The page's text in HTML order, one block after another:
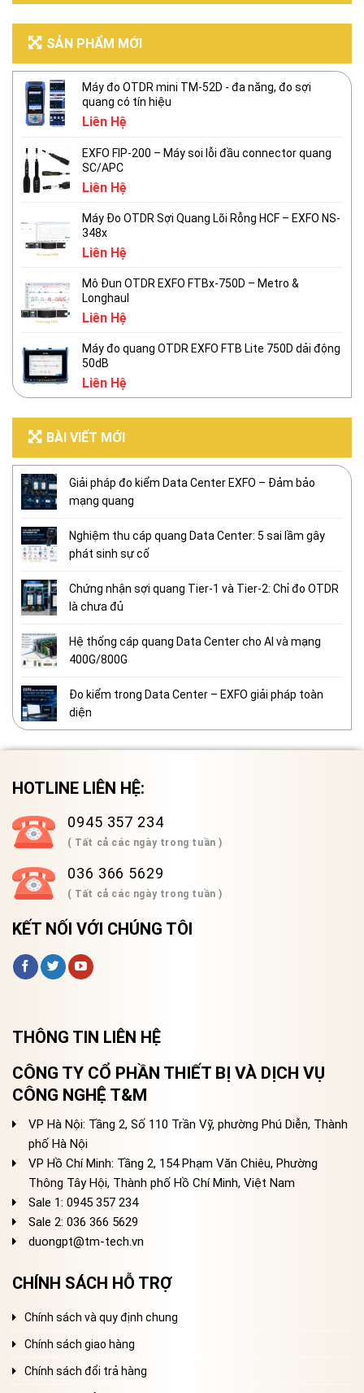
SẢN PHẨM MỚI
Máy đo OTDR mini TM-52D - đa năng, đo sợi
quang có tín hiệu
Liên Hệ
EXFO FIP-200 – Máy soi lỗi đầu connector quang
SC/APC
Liên Hệ
Máy Đo OTDR Sợi Quang Lõi Rỗng HCF – EXFO NS-
348x
Liên Hệ
Mô Đun OTDR EXFO FTBx-750D – Metro &
Longhaul
Liên Hệ
Máy đo quang OTDR EXFO FTB Lite 750D dải động
50dB
Liên Hệ
BÀI VIẾT MỚI
Giải pháp đo kiểm Data Center EXFO – Đảm bảo
mạng quang
Nghiệm thu cáp quang Data Center: 5 sai lầm gây
phát sinh sự cố
Chứng nhận sợi quang Tier-1 và Tier-2: Chỉ đo OTDR
là chưa đủ
Hệ thống cáp quang Data Center cho AI và mạng
400G/800G
Đo kiểm trong Data Center – EXFO giải pháp toàn
diện
HOTLINE LIÊN HỆ:
0945 357 234
( Tất cả các ngày trong tuần )
036 366 5629
( Tất cả các ngày trong tuần )
KẾT NỐI VỚI CHÚNG TÔI
THÔNG TIN LIÊN HỆ
CÔNG TY CỔ PHẦN THIẾT BỊ VÀ DỊCH VỤ
CÔNG NGHỆ T&M
VP Hà Nội: Tầng 2, Số 110 Trần Vỹ, phường Phú Diễn, Thành
phố Hà Nội
VP Hồ Chí Minh: Tầng 2, 154 Phạm Văn Chiêu, Phường
Thông Tây Hội, Thành phố Hồ Chí Minh, Việt Nam
Sale 1: 0945 357 234
Sale 2: 036 366 5629
duongpt@tm-tech.vn
CHÍNH SÁCH HỖ TRỢ
Chính sách và quy định chung
Chính sách giao hàng
Chính sách đổi trả hàng